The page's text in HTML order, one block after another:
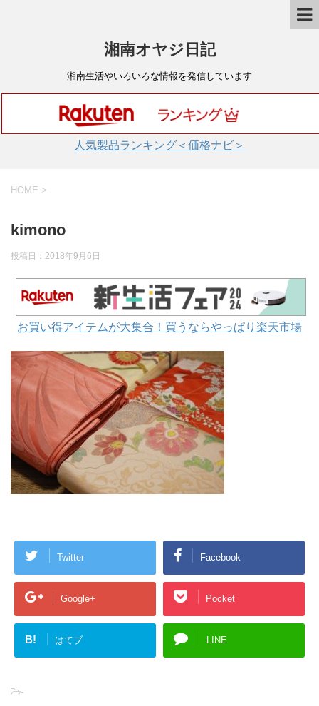
湘南オヤジ日記
湘南生活やいろいろな情報を発信しています
人気製品ランキング＜価格ナビ＞
HOME >
kimono
投稿日： 2018年9月6日
お買い得アイテムが大集合！買うならやっぱり楽天市場
Twitter Facebook
Google+ Pocket
B! はてブ LINE
-